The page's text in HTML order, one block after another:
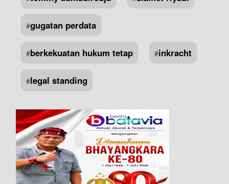
#gugatan perdata
#berkekuatan hukum tetap #inkracht
#legal standing